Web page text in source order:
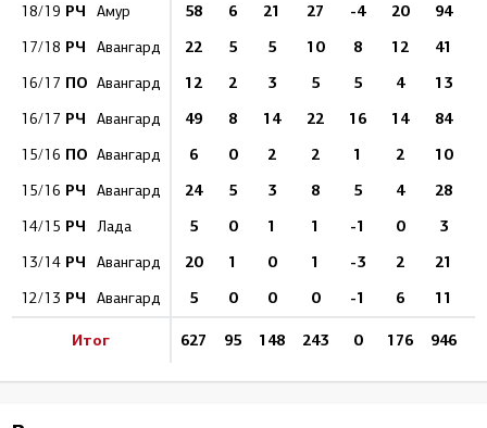
18/19 РЧ Амур 58 6 21 27 -4 20 94
17/18 РЧ Авангард 22 5 5 10 8 12 41
16/17 ПО Авангард 12 2 3 5 5 4 13
16/17 РЧ Авангард 49 8 14 22 16 14 84
15/16 ПО Авангард 6 0 2 2 1 2 10
15/16 РЧ Авангард 24 5 3 8 5 4 28
14/15 РЧ Лада 5 0 1 1 -1 0 3
13/14 РЧ Авангард 20 1 0 1 -3 2 21
12/13 РЧ Авангард 5 0 0 0 -1 6 11
Итог 627 95 148 243 0 176 946